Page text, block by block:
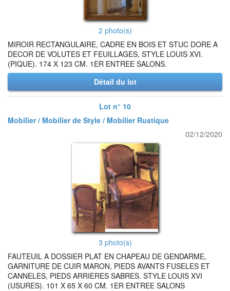
2 photo(s)
MIROIR RECTANGULAIRE, CADRE EN BOIS ET STUC DORE A
DECOR DE VOLUTES ET FEUILLAGES, STYLE LOUIS XVI.
(PIQUE). 174 X 123 CM. 1ER ENTREE SALONS.
Détail du lot
Lot n° 10
Mobilier / Mobilier de Style / Mobilier Rustique
02/12/2020
3 photo(s)
FAUTEUIL A DOSSIER PLAT EN CHAPEAU DE GENDARME,
GARNITURE DE CUIR MARON, PIEDS AVANTS FUSELES ET
CANNELES, PIEDS ARRIERES SABRES. STYLE LOUIS XVI
(USURES). 101 X 65 X 60 CM. 1ER ENTREE SALONS